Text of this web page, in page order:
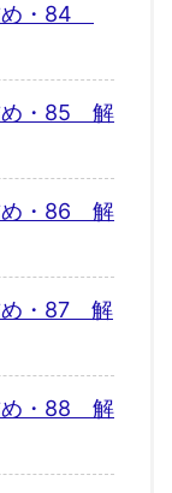
め・84
め・85 解
め・86 解
め・87 解
め・88 解